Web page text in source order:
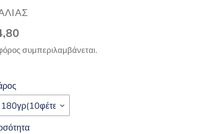
συμπεριλαμβάνεται.